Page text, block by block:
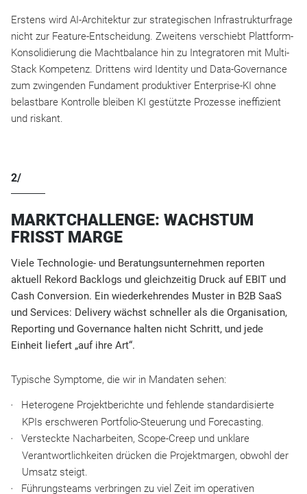
Erstens wird AI-Architektur zur strategischen Infrastrukturfrage
nicht zur Feature-Entscheidung. Zweitens verschiebt Plattform-
Konsolidierung die Machtbalance hin zu Integratoren mit Multi-
Stack Kompetenz. Drittens wird Identity und Data-Governance
zum zwingenden Fundament produktiver Enterprise-KI ohne
belastbare Kontrolle bleiben KI gestützte Prozesse ineffizient
und riskant.
2/
MARKTCHALLENGE: WACHSTUM
FRISST MARGE
Viele Technologie- und Beratungsunternehmen reporten
aktuell Rekord Backlogs und gleichzeitig Druck auf EBIT und
Cash Conversion. Ein wiederkehrendes Muster in B2B SaaS
und Services: Delivery wächst schneller als die Organisation,
Reporting und Governance halten nicht Schritt, und jede
Einheit liefert „auf ihre Art“.​
Typische Symptome, die wir in Mandaten sehen:​
Heterogene Projektberichte und fehlende standardisierte
KPIs erschweren Portfolio-Steuerung und Forecasting.​
Versteckte Nacharbeiten, Scope-Creep und unklare
Verantwortlichkeiten drücken die Projektmargen, obwohl der
Umsatz steigt.​
Führungsteams verbringen zu viel Zeit im operativen